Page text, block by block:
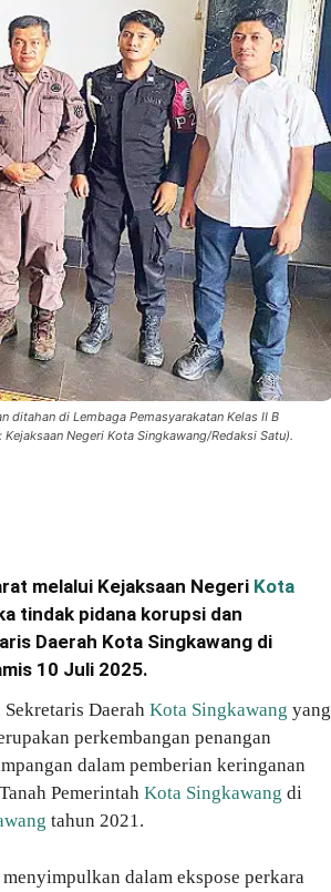
ditahan di Lembaga Pemasyarakatan Kelas II B
Negeri Kota Singkawang/Redaksi Satu).
melalui Kejaksaan Negeri Kota
tindak pidana korupsi dan
Daerah Kota Singkawang di
10 Juli 2025.
Sekretaris Daerah Kota Singkawang yang
perkembangan penangan
dalam pemberian keringanan
Pemerintah Kota Singkawang di
tahun 2021.
dalam ekspose perkara